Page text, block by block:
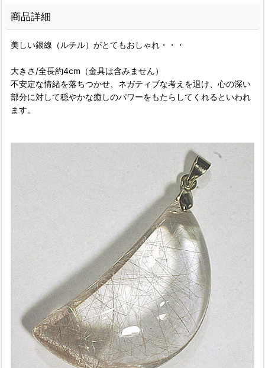
商品詳細
美しい銀線（ルチル）がとてもおしゃれ・・・
大きさ/全長約4cm（金具は含みません）
不安定な情緒を落ちつかせ、ネガティブな考えを退け、心の深い
部分に対して穏やかな癒しのパワーをもたらしてくれるといわれ
ます。